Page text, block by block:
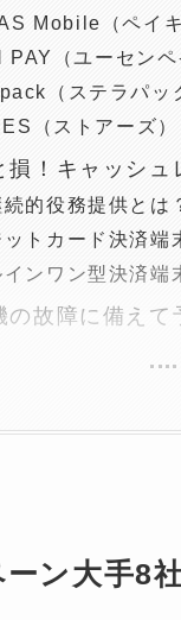
Mobile（ペイキ
PAY（ユーセンペ
（ステラパッ
（ストアーズ）
損！キャッシ
的役務提供とは
ットカード決済端
インワン型決済端
の故障に備えて
ン大手8